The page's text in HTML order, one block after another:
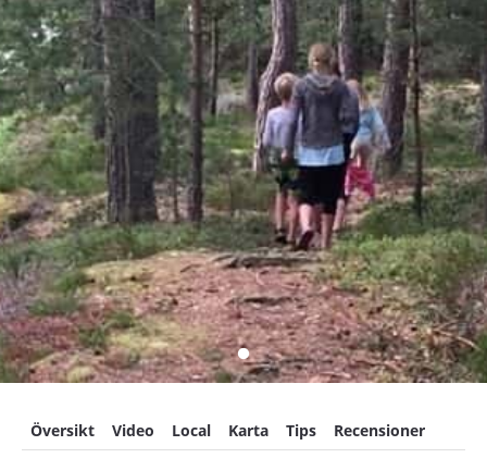
Översikt Video Local Karta Tips Recensioner